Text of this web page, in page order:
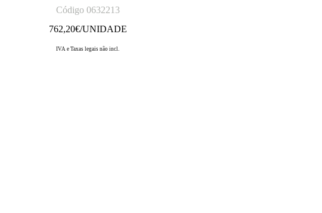
Código 0632213
762,20€/UNIDADE
IVA e Taxas legais não incl.